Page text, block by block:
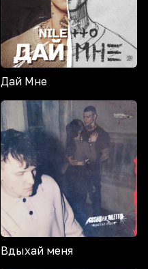
Дай Мне
Вдыхай меня